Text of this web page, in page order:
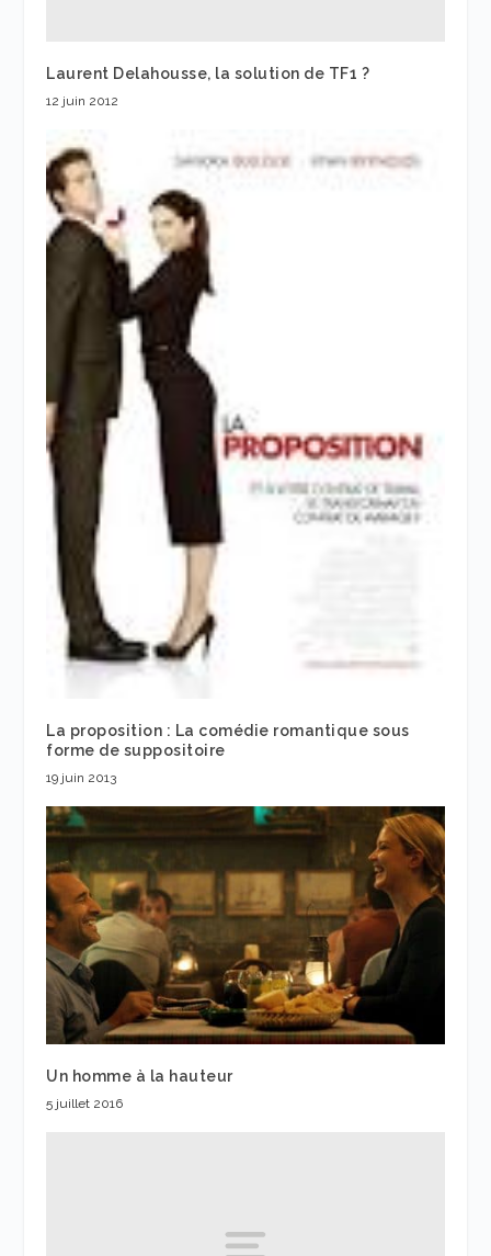
Laurent Delahousse, la solution de TF1 ?
12 juin 2012
La proposition : La comédie romantique sous
forme de suppositoire
19 juin 2013
Un homme à la hauteur
5 juillet 2016